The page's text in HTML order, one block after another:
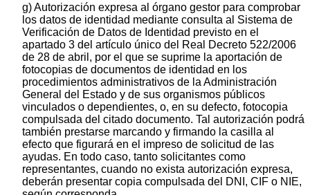
g) Autorización expresa al órgano gestor para comprobar
los datos de identidad mediante consulta al Sistema de
Verificación de Datos de Identidad previsto en el
apartado 3 del artículo único del Real Decreto 522/2006
de 28 de abril, por el que se suprime la aportación de
fotocopias de documentos de identidad en los
procedimientos administrativos de la Administración
General del Estado y de sus organismos públicos
vinculados o dependientes, o, en su defecto, fotocopia
compulsada del citado documento. Tal autorización podrá
también prestarse marcando y firmando la casilla al
efecto que figurará en el impreso de solicitud de las
ayudas. En todo caso, tanto solicitantes como
representantes, cuando no exista autorización expresa,
deberán presentar copia compulsada del DNI, CIF o NIE,